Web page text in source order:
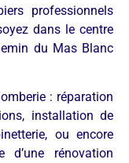
professionnels
dans le centre
du Mas Blanc
: réparation
installation de
ou encore
rénovation